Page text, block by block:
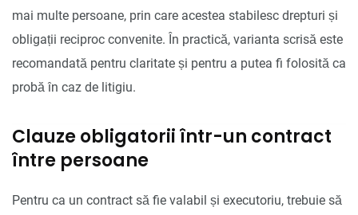
mai multe persoane, prin care acestea stabilesc drepturi și
obligații reciproc convenite. În practică, varianta scrisă este
recomandată pentru claritate și pentru a putea fi folosită ca
probă în caz de litigiu.
Clauze obligatorii într-un contract
între persoane
Pentru ca un contract să fie valabil și executoriu, trebuie să